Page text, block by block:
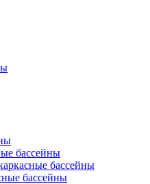
бассейны
бассейны
бассейны